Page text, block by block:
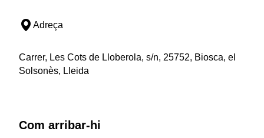
Adreça
Carrer, Les Cots de Lloberola, s/n, 25752, Biosca, el
Solsonès, Lleida
Com arribar-hi